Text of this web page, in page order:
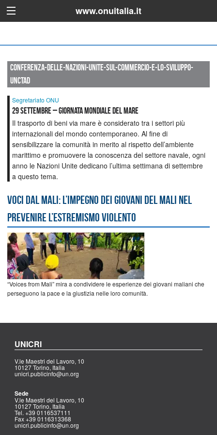
www.onuitalia.it
conferenza-delle-nazioni-unite-sul-commercio-e-lo-sviluppo-
unctad
Segretariato ONU
29 SETTEMBRE – GIORNATA MONDIALE DEL MARE
Il trasporto di beni via mare è considerato tra i settori più
internazionali del mondo contemporaneo. Al fine di
sensibilizzare la comunità in merito al rispetto dell’ambiente
marittimo e promuovere la conoscenza del settore navale, ogni
anno le Nazioni Unite dedicano l’ultima settimana di settembre
a questo tema.
Voci dal Mali: l’impegno dei giovani del Mali nel
prevenire l’estremismo violento
“Voices from Mali” mira a condividere le esperienze dei giovani maliani che
perseguono la pace e la giustizia nelle loro comunità.
UNICRI
V.le Maestri del Lavoro, 10
10127 Torino, Italia
unicri.publicinfo@un.org
Sede
V.le Maestri del Lavoro, 10
10127 Torino, Italia
Tel. +39 0116537111
Fax +39 0116313368
unicri.publicinfo@un.org